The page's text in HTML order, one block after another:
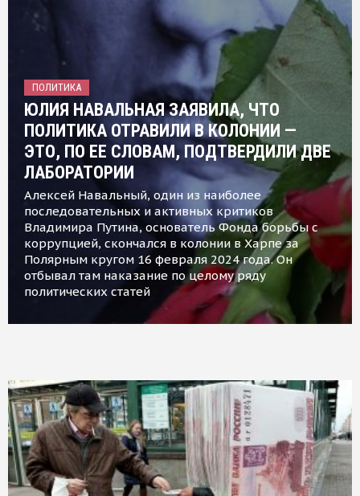
ПОЛИТИКА
ЮЛИЯ НАВАЛЬНАЯ ЗАЯВИЛА, ЧТО
ПОЛИТИКА ОТРАВИЛИ В КОЛОНИИ —
ЭТО, ПО ЕЕ СЛОВАМ, ПОДТВЕРДИЛИ ДВЕ
ЛАБОРАТОРИИ
Алексей Навальный, один из наиболее
последовательных и активных критиков
Владимира Путина, основатель Фонда борьбы с
коррупцией, скончался в колонии в Харпе за
Полярным кругом 16 февраля 2024 года. Он
отбывал там наказание по целому ряду
политических статей